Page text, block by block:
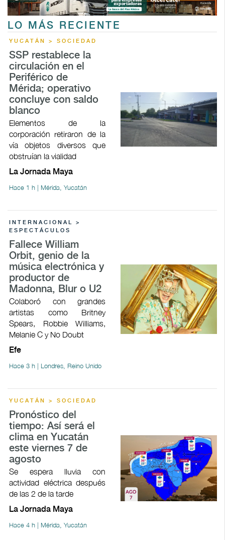
LO MÁS RECIENTE
YUCATÁN > SOCIEDAD
SSP restablece la
circulación en el
Periférico de
Mérida; operativo
concluye con saldo
blanco
Elementos de la
corporación retiraron de la
vía objetos diversos que
obstruían la vialidad
La Jornada Maya
Hace 1 h | Mérida, Yucatán
INTERNACIONAL >
ESPECTÁCULOS
Fallece William
Orbit, genio de la
música electrónica y
productor de
Madonna, Blur o U2
Colaboró con grandes
artistas como Britney
Spears, Robbie Williams,
Melanie C y No Doubt
Efe
Hace 3 h | Londres, Reino Unido
YUCATÁN > SOCIEDAD
Pronóstico del
tiempo: Así será el
clima en Yucatán
este viernes 7 de
agosto
Se espera lluvia con
actividad eléctrica después
de las 2 de la tarde
La Jornada Maya
Hace 4 h | Mérida, Yucatán